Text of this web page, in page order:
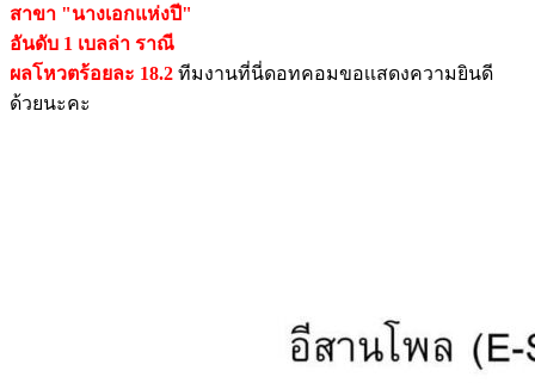
สาขา "นางเอกแห่งปี"
อันดับ​ 1 เบลล่า ราณี
ผลโหวตร้อยละ 18.2 ทีมงานที่นี่ดอทคอมขอเเสดงความยินดี
ด้วยนะคะ